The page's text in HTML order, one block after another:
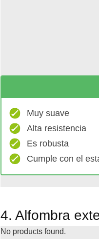
Muy suave
Alta resistencia
Es robusta
Cumple con el
4. Alfombra
No products found.